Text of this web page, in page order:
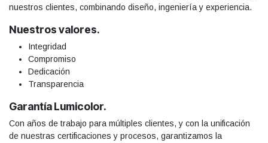
nuestros clientes, combinando diseño, ingeniería y experiencia.
Nuestros valores.
Integridad
Compromiso
Dedicación
Transparencia
Garantía Lumicolor.
Con años de trabajo para múltiples clientes, y con la unificación
de nuestras certificaciones y procesos, garantizamos la